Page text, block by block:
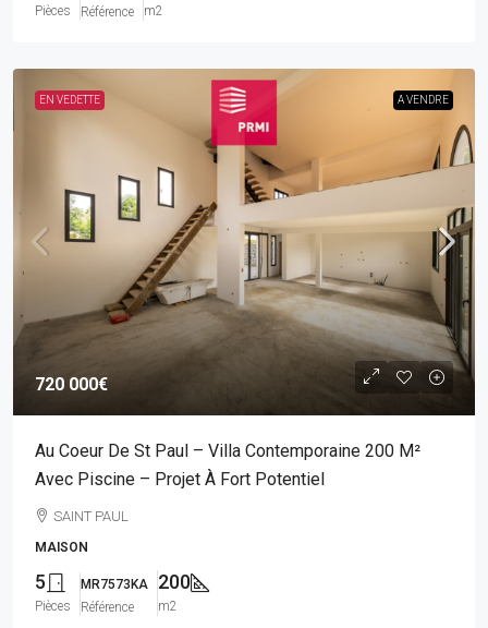
Pièces
Référence
m2
EN VEDETTE A VENDRE
720 000€
Au Coeur De St Paul – Villa Contemporaine 200 M²
Avec Piscine – Projet À Fort Potentiel
SAINT PAUL
MAISON
5
Pièces
MR7573KA
Référence
200
m2